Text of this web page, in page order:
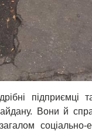
дрібні
Вони й
соціально-